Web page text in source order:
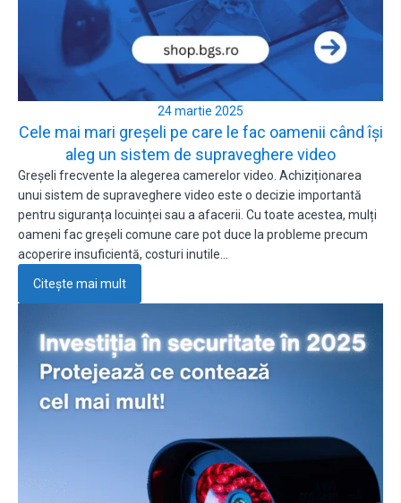
24 martie 2025
Cele mai mari greșeli pe care le fac oamenii când își
aleg un sistem de supraveghere video
Greșeli frecvente la alegerea camerelor video. Achiziționarea
unui sistem de supraveghere video este o decizie importantă
pentru siguranța locuinței sau a afacerii. Cu toate acestea, mulți
oameni fac greșeli comune care pot duce la probleme precum
acoperire insuficientă, costuri inutile…
Citește mai mult